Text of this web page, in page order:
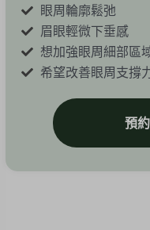
眼周輪廓鬆弛
眉眼輕微下垂感
想加強眼周細部區
希望改善眼周支撐
預